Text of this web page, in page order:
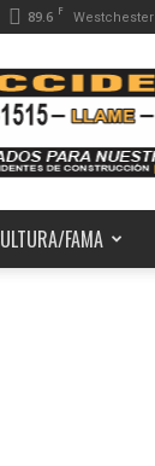
89.6 F Westchester
FAMA